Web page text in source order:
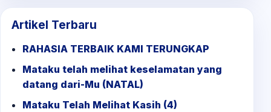
Artikel Terbaru
RAHASIA TERBAIK KAMI TERUNGKAP
Mataku telah melihat keselamatan yang
datang dari-Mu (NATAL)
Mataku Telah Melihat Kasih (4)